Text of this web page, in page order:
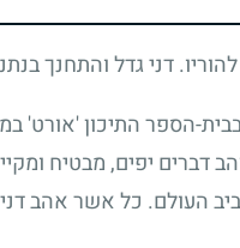
דני גדל והתחנך
הספר התיכון 'אורט'
דברים יפים, מבטיח
העולם. כל אשר אהב